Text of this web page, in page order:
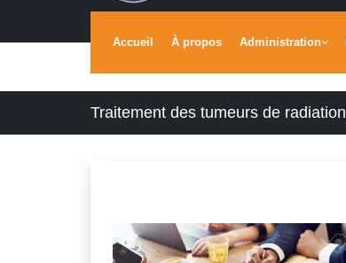
Accueil À propos Administration
Traitement des tumeurs de radiation